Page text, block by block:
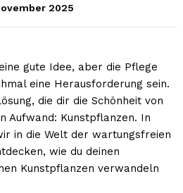
2025
gute Idee, aber die Pflege
eine Herausforderung sein.
die dir die Schönheit von
Aufwand: Kunstpflanzen. In
in die Welt der wartungsfreien
wie du deinen
Kunstpflanzen verwandeln